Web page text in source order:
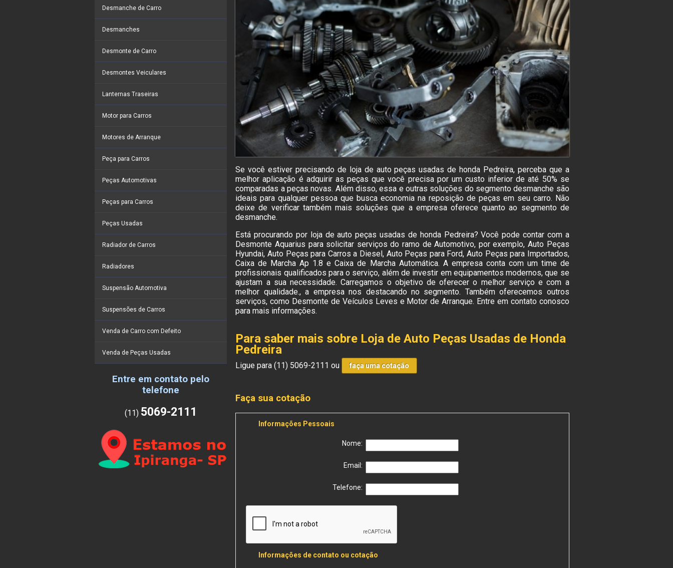
Desmanche de Carro
Desmanches
Desmonte de Carro
Desmontes Veiculares
Lanternas Traseiras
Motor para Carros
Motores de Arranque
Peça para Carros
Peças Automotivas
Peças para Carros
Peças Usadas
Radiador de Carros
Radiadores
Suspensão Automotiva
Suspensões de Carros
Venda de Carro com Defeito
Venda de Peças Usadas
Entre em contato pelo
telefone
(11) 5069-2111
Se você estiver precisando de loja de auto peças usadas de honda Pedreira, perceba que a
melhor aplicação é adquirir as peças que você precisa por um custo inferior de até 50% se
comparadas a peças novas. Além disso, essa e outras soluções do segmento desmanche são
ideais para qualquer pessoa que busca economia na reposição de peças em seu carro. Não
deixe de verificar também mais soluções que a empresa oferece quanto ao segmento de
desmanche.
Está procurando por loja de auto peças usadas de honda Pedreira? Você pode contar com a
Desmonte Aquarius para solicitar serviços do ramo de Automotivo, por exemplo, Auto Peças
Hyundai, Auto Peças para Carros a Diesel, Auto Peças para Ford, Auto Peças para Importados,
Caixa de Marcha Ap 1.8 e Caixa de Marcha Automática. A empresa conta com um time de
profissionais qualificados para o serviço, além de investir em equipamentos modernos, que se
ajustam a sua necessidade. Carregamos o objetivo de oferecer o melhor serviço e com a
melhor qualidade., a empresa nos destacando no segmento. Também oferecemos outros
serviços, como Desmonte de Veículos Leves e Motor de Arranque. Entre em contato conosco
para mais informações.
Para saber mais sobre Loja de Auto Peças Usadas de Honda
Pedreira
Ligue para(11) 5069-2111 ou faça uma cotação
Faça sua cotação
Informações Pessoais
Nome:
Email:
Telefone:
Informações de contato ou cotação